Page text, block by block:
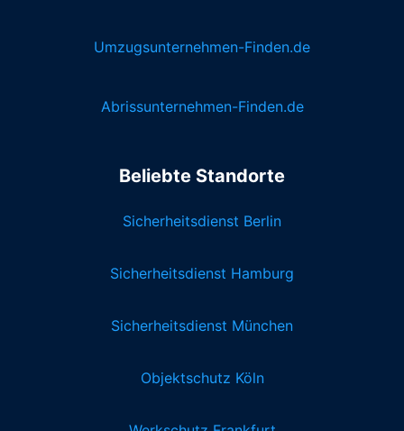
Umzugsunternehmen-Finden.de
Abrissunternehmen-Finden.de
Beliebte Standorte
Sicherheitsdienst Berlin
Sicherheitsdienst Hamburg
Sicherheitsdienst München
Objektschutz Köln